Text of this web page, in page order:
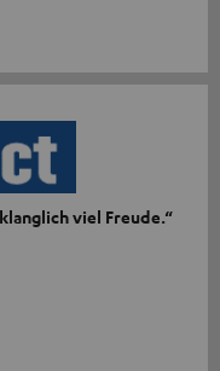
viel Freude.“